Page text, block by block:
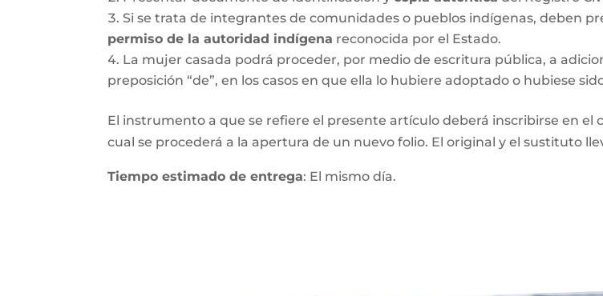
Si se trata de integrantes de comunidades o pueblos indígenas, deben
permiso de la autoridad indígena reconocida por el Estado.
La mujer casada podrá proceder, por medio de escritura pública, a
preposición “de”, en los casos en que ella lo hubiere adoptado o hubiese
El instrumento a que se refiere el presente artículo deberá inscribirse en el
cual se procederá a la apertura de un nuevo folio. El original y el sustituto
Tiempo estimado de entrega: El mismo día.